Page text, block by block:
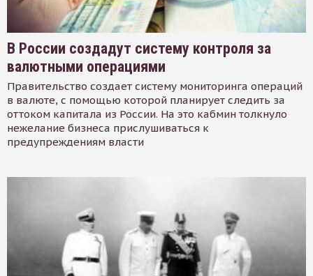
В России создадут систему контроля за
валютными операциями
Правительство создает систему мониторинга операций
в валюте, с помощью которой планирует следить за
оттоком капитала из России. На это кабмин толкнуло
нежелание бизнеса прислушиваться к
предупреждениям власти